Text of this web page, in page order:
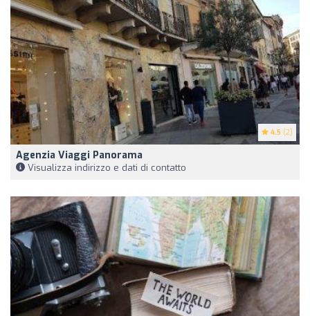
4.5 (2)
Agenzia Viaggi Panorama
Visualizza indirizzo e dati di contatto